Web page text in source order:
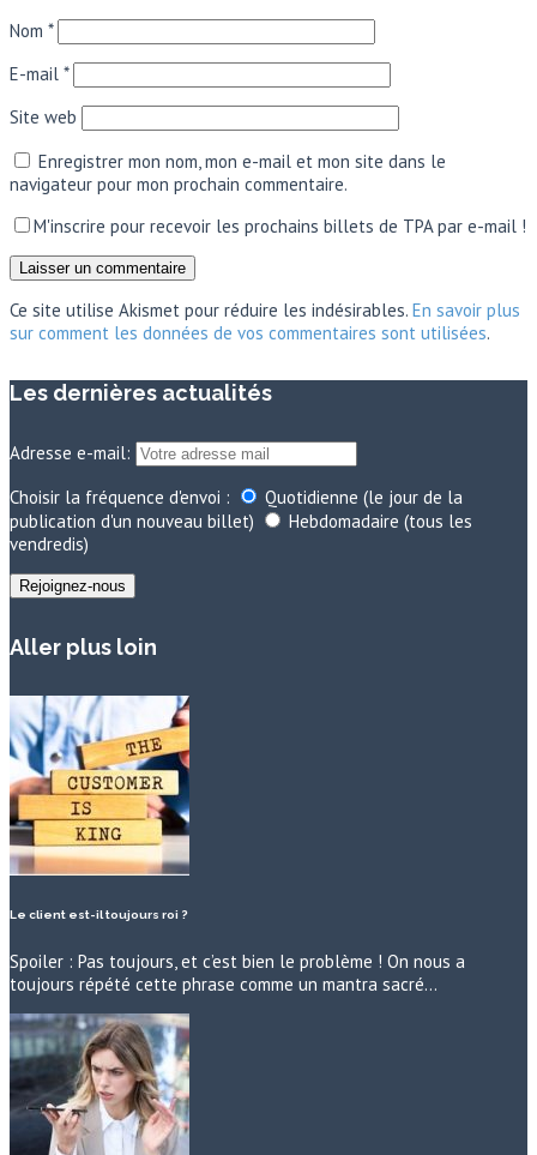
Nom *
E-mail *
Site web
Enregistrer mon nom, mon e-mail et mon site dans le
navigateur pour mon prochain commentaire.
M'inscrire pour recevoir les prochains billets de TPA par e-mail !
Ce site utilise Akismet pour réduire les indésirables. En savoir plus
sur comment les données de vos commentaires sont utilisées.
Les dernières actualités
Adresse e-mail:
Choisir la fréquence d'envoi :
Quotidienne (le jour de la
publication d'un nouveau billet)
Hebdomadaire (tous les
vendredis)
Aller plus loin
Le client est-il toujours roi ?
Spoiler : Pas toujours, et c’est bien le problème ! On nous a
toujours répété cette phrase comme un mantra sacré…